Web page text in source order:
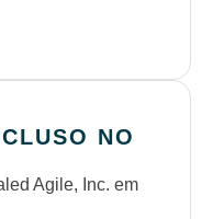
NO
Agile, Inc. em